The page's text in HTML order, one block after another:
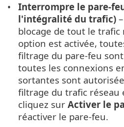
Interrompre le pare-
l'intégralité du trafic)
blocage de tout le trafic
option est activée,
filtrage du pare-feu
toutes les connexions
sortantes sont
filtrage du trafic réseau
cliquez surActiver le
réactiver le pare-feu.